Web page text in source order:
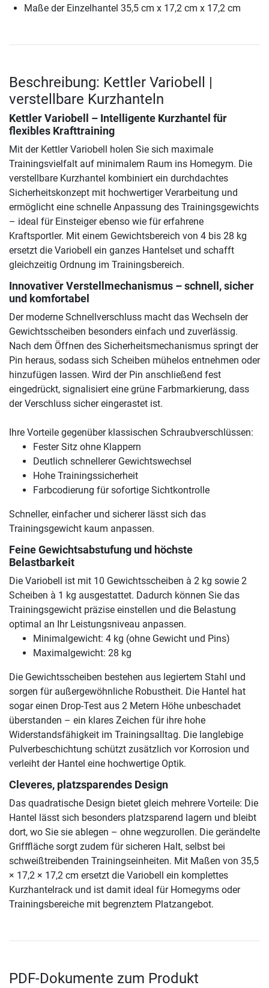
Maße der Einzelhantel 35,5 cm x 17,2 cm x 17,2 cm
Beschreibung: Kettler Variobell |
verstellbare Kurzhanteln
Kettler Variobell – Intelligente Kurzhantel für
flexibles Krafttraining
Mit der Kettler Variobell holen Sie sich maximale
Trainingsvielfalt auf minimalem Raum ins Homegym. Die
verstellbare Kurzhantel kombiniert ein durchdachtes
Sicherheitskonzept mit hochwertiger Verarbeitung und
ermöglicht eine schnelle Anpassung des Trainingsgewichts
– ideal für Einsteiger ebenso wie für erfahrene
Kraftsportler. Mit einem Gewichtsbereich von 4 bis 28 kg
ersetzt die Variobell ein ganzes Hantelset und schafft
gleichzeitig Ordnung im Trainingsbereich.
Innovativer Verstellmechanismus – schnell, sicher
und komfortabel
Der moderne Schnellverschluss macht das Wechseln der
Gewichtsscheiben besonders einfach und zuverlässig.
Nach dem Öffnen des Sicherheitsmechanismus springt der
Pin heraus, sodass sich Scheiben mühelos entnehmen oder
hinzufügen lassen. Wird der Pin anschließend fest
eingedrückt, signalisiert eine grüne Farbmarkierung, dass
der Verschluss sicher eingerastet ist.
Ihre Vorteile gegenüber klassischen Schraubverschlüssen:
Fester Sitz ohne Klappern
Deutlich schnellerer Gewichtswechsel
Hohe Trainingssicherheit
Farbcodierung für sofortige Sichtkontrolle
Schneller, einfacher und sicherer lässt sich das
Trainingsgewicht kaum anpassen.
Feine Gewichtsabstufung und höchste
Belastbarkeit
Die Variobell ist mit 10 Gewichtsscheiben à 2 kg sowie 2
Scheiben à 1 kg ausgestattet. Dadurch können Sie das
Trainingsgewicht präzise einstellen und die Belastung
optimal an Ihr Leistungsniveau anpassen.
Minimalgewicht: 4 kg (ohne Gewicht und Pins)
Maximalgewicht: 28 kg
Die Gewichtsscheiben bestehen aus legiertem Stahl und
sorgen für außergewöhnliche Robustheit. Die Hantel hat
sogar einen Drop-Test aus 2 Metern Höhe unbeschadet
überstanden – ein klares Zeichen für ihre hohe
Widerstandsfähigkeit im Trainingsalltag. Die langlebige
Pulverbeschichtung schützt zusätzlich vor Korrosion und
verleiht der Hantel eine hochwertige Optik.
Cleveres, platzsparendes Design
Das quadratische Design bietet gleich mehrere Vorteile: Die
Hantel lässt sich besonders platzsparend lagern und bleibt
dort, wo Sie sie ablegen – ohne wegzurollen. Die gerändelte
Grifffläche sorgt zudem für sicheren Halt, selbst bei
schweißtreibenden Trainingseinheiten. Mit Maßen von 35,5
× 17,2 × 17,2 cm ersetzt die Variobell ein komplettes
Kurzhantelrack und ist damit ideal für Homegyms oder
Trainingsbereiche mit begrenztem Platzangebot.
PDF-Dokumente zum Produkt